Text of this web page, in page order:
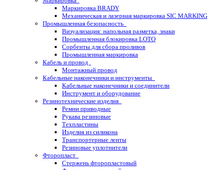
Маркировка BRADY
Механическая и лазерная маркировка SIC MARKING
Промышленная безопасность
Визуализация: напольная разметка, знаки
Промышленная блокировка LOTO
Сорбенты для сбора проливов
Промышленная маркировка
Кабель и провод
Монтажный провод
Кабельные наконечники и инструменты
Кабельные наконечники и соединители
Инструмент и оборудование
Резинотехнические изделия
Ремни приводные
Рукава резиновые
Техпластины
Изделия из силикона
Транспортерные ленты
Резиновые уплотнители
Фторопласт
Стержень фторопластовый